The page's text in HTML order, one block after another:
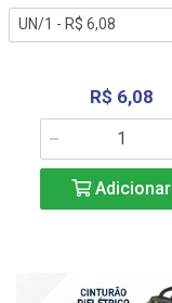
R$ 6,08
Adicionar